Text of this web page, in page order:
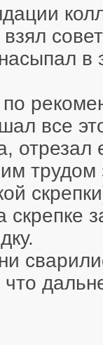
в
все
отрезал
скрепке
что